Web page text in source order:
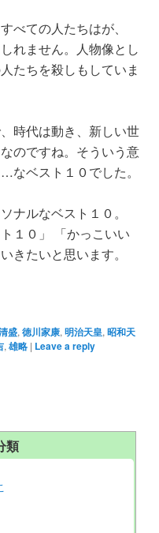
べての人たちはが、
れません。人物像とし
たちを殺しもしていま
時代は動き、新しい世
のですね。そういう意
なベスト１０でした。
ナルなベスト１０。
１０」 「かっこいい
きたいと思います。
盛, 徳川家康, 明治天皇, 昭和天
, 雄略 | Leave a reply
類